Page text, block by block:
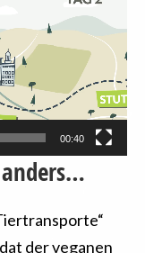
00:40
der veganen